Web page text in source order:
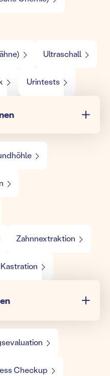
Ultraschall
Urintests
Zahnnextraktion
Kastration
Checkup